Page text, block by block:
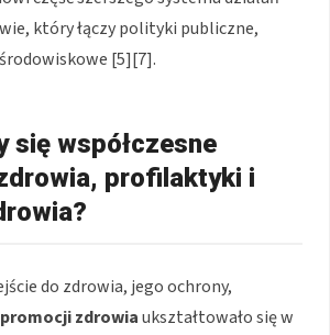
który łączy polityki publiczne,
[5][7].
się współczesne
profilaktyki i
do zdrowia, jego ochrony,
promocji zdrowiaukształtowało się w